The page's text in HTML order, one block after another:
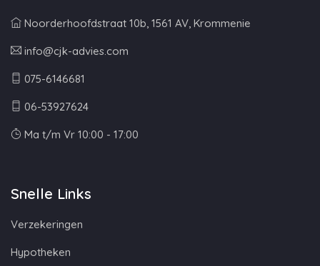
Noorderhoofdstraat 10b, 1561 AV, Krommenie
info@cjk-advies.com
075-6146681
06-53927624
Ma t/m Vr 10:00 - 17:00
Snelle Links
Verzekeringen
Hypotheken